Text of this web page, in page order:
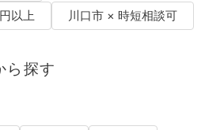
以上
川口市 × 時短相談可
ら探す